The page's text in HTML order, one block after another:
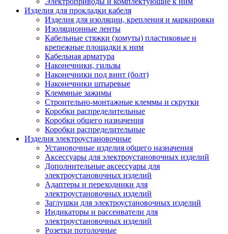
Изделия для прокладки кабеля
Изделия для изоляции, крепления и маркировки
Изоляционные ленты
Кабельные стяжки (хомуты) пластиковые и
крепежные площадки к ним
Кабельная арматура
Наконечники, гильзы
Наконечники под винт (болт)
Наконечники штыревые
Клеммные зажимы
Строительно-монтажные клеммы и скрутки
Коробки распределительные
Коробки общего назначения
Коробки распределительные
Изделия электроустановочные
Установочные изделия общего назначения
Аксессуары для электроустановочных изделий
Дополнительные аксессуары для
электроустановочных изделий
Адаптеры и переходники для
электроустановочных изделий
Заглушки для электроустановочных изделий
Индикаторы и рассеиватели для
электроустановочных изделий
Розетки потолочные